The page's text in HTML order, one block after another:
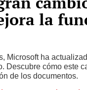
la
Microsoft ha
Descubre cómo este
de los documentos.